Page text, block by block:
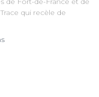
qui recèle de